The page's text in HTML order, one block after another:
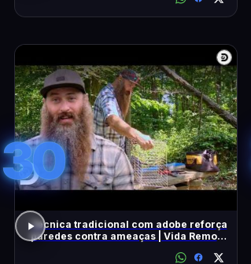
30
Técnica tradicional com adobe reforça
paredes contra ameaças | Vida Remota